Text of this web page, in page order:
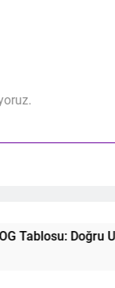
Doğru